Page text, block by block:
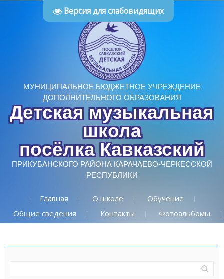
Версия для слабовидящих
МУНИЦИПАЛЬНОЕ БЮДЖЕТНОЕ УЧРЕЖДЕНИЕ
ДОПОЛНИТЕЛЬНОГО ОБРАЗОВАНИЯ
Детская музыкальная
школа
посёлка Кавказский
ПРИКУБАНСКОГО РАЙОНА КАРАЧАЕВО-ЧЕРКЕССКОЙ
РЕСПУБЛИКИ
Главная О школе
Обучение
Общие сведения
Контакты Фотоальбомы